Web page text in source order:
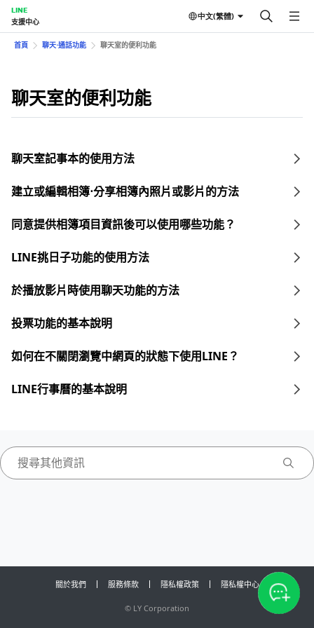
LINE
支援中心
中文(繁體)
首頁 聊天⋅通話功能 聊天室的便利功能
聊天室的便利功能
聊天室記事本的使用方法
建立或編輯相簿⋅分享相簿內照片或影片的方法
同意提供相簿項目資訊後可以使用哪些功能？
LINE挑日子功能的使用方法
於播放影片時使用聊天功能的方法
投票功能的基本說明
如何在不關閉瀏覽中網頁的狀態下使用LINE？
LINE行事曆的基本說明
關於我們 服務條款 隱私權政策 隱私權中心
© LY Corporation